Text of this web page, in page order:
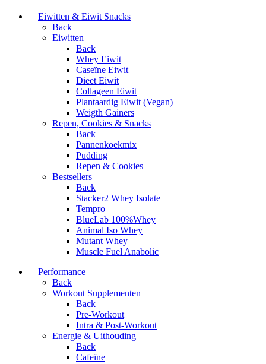
Eiwitten & Eiwit Snacks
Back
Eiwitten
Back
Whey Eiwit
Caseïne Eiwit
Dieet Eiwit
Collageen Eiwit
Plantaardig Eiwit (Vegan)
Weigth Gainers
Repen, Cookies & Snacks
Back
Pannenkoekmix
Pudding
Repen & Cookies
Bestsellers
Back
Stacker2 Whey Isolate
Tempro
BlueLab 100%Whey
Animal Iso Whey
Mutant Whey
Muscle Fuel Anabolic
Performance
Back
Workout Supplementen
Back
Pre-Workout
Intra & Post-Workout
Energie & Uithouding
Back
Cafeïne